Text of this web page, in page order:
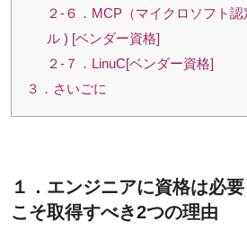
２-６．MCP（マイクロソフト
ル ) [ベンダー資格]
２-７．LinuC[ベンダー資格]
３．さいごに
１．エンジニアに資格は必
こそ取得すべき2つの理由